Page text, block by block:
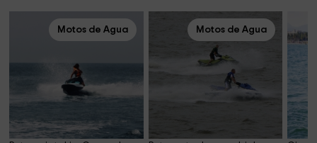
Motos de Agua Motos de Agua